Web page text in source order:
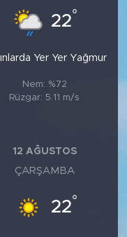
22°
Yer Yer Yağmur
Nem: %72
Rüzgar: 5.11 m/s
12 AĞUSTOS
ÇARŞAMBA
22°